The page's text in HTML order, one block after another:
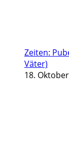
Zeiten:
Väter)
18.